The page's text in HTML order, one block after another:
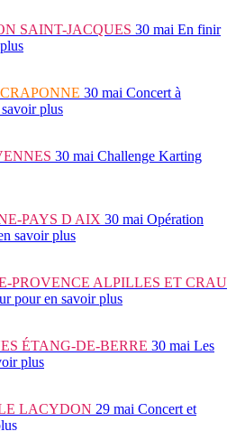
SAINT-JACQUES 30 mai En finir
30 mai Concert à
plus
30 mai Challenge Karting
PAYS D AIX 30 mai Opération
savoir plus
PROVENCE ALPILLES ET CRAU
pour en savoir plus
ÉTANG-DE-BERRE 30 mai Les
plus
LACYDON 29 mai Concert et